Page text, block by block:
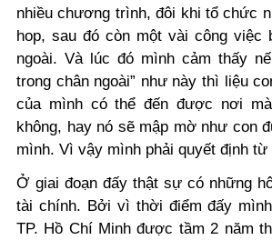
nhiều chương trình, đôi khi tổ chức
hop, sau đó còn một vài công việc
ngoài. Và lúc đó mình cảm thấy
trong chân ngoài” như này thì liệu
của mình có thể đến được nơi
không, hay nó sẽ mập mờ như con
mình. Vì vậy mình phải quyết định từ
Ở giai đoạn đấy thật sự có những
tài chính. Bởi vì thời điểm đấy
TP. Hồ Chí Minh được tầm 2 năm